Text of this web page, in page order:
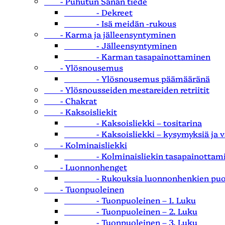
- Dekreet
- Isä meidän -rukous
- Karma ja jälleensyntyminen
- Jälleensyntyminen
- Karman tasapainottaminen
- Ylösnousemus
- Ylösnousemus päämääränä
- Ylösnousseiden mestareiden retriitit
- Chakrat
- Kaksoisliekit
- Kaksoisliekki – tositarina
- Kaksoisliekki – kysymyksiä ja
- Kolminaisliekki
- Kolminaisliekin
- Luonnonhenget
- Rukouksia luonnonhenkien
- Tuonpuoleinen
- Tuonpuoleinen – 1. Luku
- Tuonpuoleinen – 2. Luku
- Tuonpuoleinen – 3. Luku